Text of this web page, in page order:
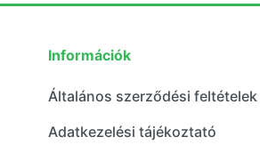
Információk
Általános szerződési feltételek
Adatkezelési tájékoztató